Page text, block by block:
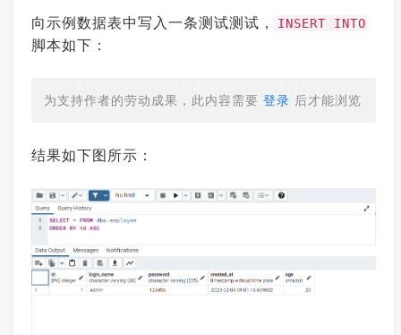
向示例数据表中写入一条测试测试， INSERT INTO
脚本如下：
为支持作者的劳动成果，此内容需要 登录 后才能浏览
结果如下图所示：